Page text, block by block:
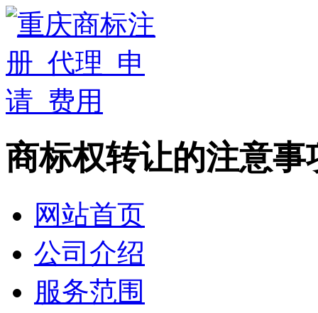
商标权转让的注意事
网站首页
公司介绍
服务范围